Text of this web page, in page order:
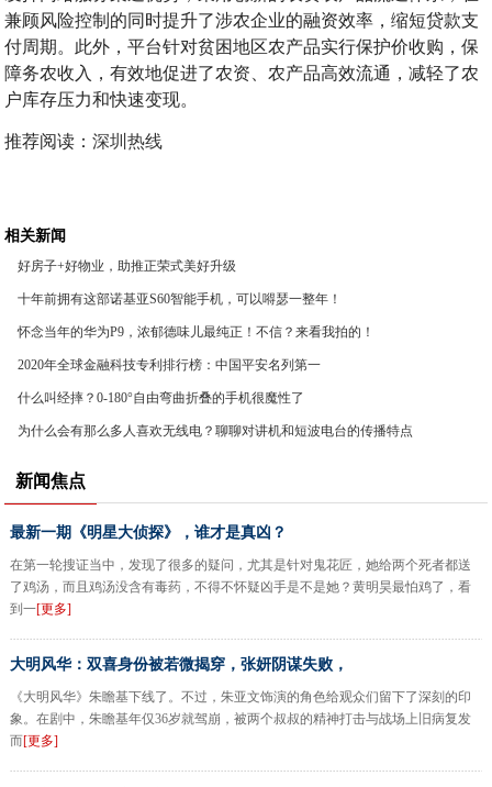
兼顾风险控制的同时提升了涉农企业的融资效率，缩短贷款支
付周期。此外，平台针对贫困地区农产品实行保护价收购，保
障务农收入，有效地促进了农资、农产品高效流通，减轻了农
户库存压力和快速变现。
推荐阅读：深圳热线
相关新闻
好房子+好物业，助推正荣式美好升级
十年前拥有这部诺基亚S60智能手机，可以嘚瑟一整年！
怀念当年的华为P9，浓郁德味儿最纯正！不信？来看我拍的！
2020年全球金融科技专利排行榜：中国平安名列第一
什么叫经摔？0-180°自由弯曲折叠的手机很魔性了
为什么会有那么多人喜欢无线电？聊聊对讲机和短波电台的传播特点
新闻焦点
最新一期《明星大侦探》，谁才是真凶？
在第一轮搜证当中，发现了很多的疑问，尤其是针对鬼花匠，她给两个死者都送
了鸡汤，而且鸡汤没含有毒药，不得不怀疑凶手是不是她？黄明昊最怕鸡了，看
到一[更多]
大明风华：双喜身份被若微揭穿，张妍阴谋失败，
《大明风华》朱瞻基下线了。不过，朱亚文饰演的角色给观众们留下了深刻的印
象。在剧中，朱瞻基年仅36岁就驾崩，被两个叔叔的精神打击与战场上旧病复发
而[更多]